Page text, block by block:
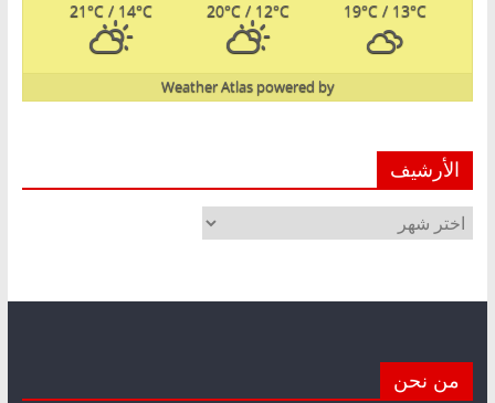
19°C/ 13°C
20°C / 12°C
21°C / 14°C
powered by
Weather Atlas
الأرشيف
الأرشيف
من نحن